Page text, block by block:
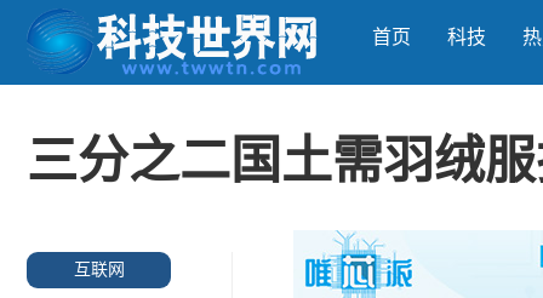
首页 科技
三分之二国土需羽绒
互联网